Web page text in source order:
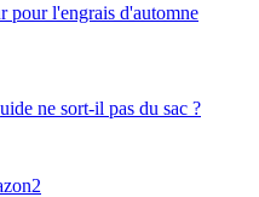
pour l'engrais d'automne
ne sort-il pas du sac ?
2